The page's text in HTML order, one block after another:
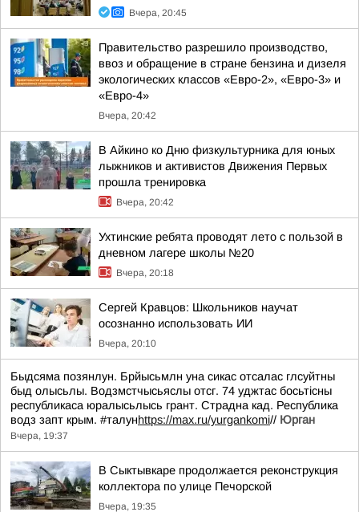
Вчера, 20:45
Правительство разрешило производство,
ввоз и обращение в стране бензина и дизеля
экологических классов «Евро-2», «Евро-3» и
«Евро-4»
Вчера, 20:42
В Айкино ко Дню физкультурника для юных
лыжников и активистов Движения Первых
прошла тренировка
Вчера, 20:42
Ухтинские ребята проводят лето с пользой в
дневном лагере школы №20
Вчера, 20:18
Сергей Кравцов: Школьников научат
осознанно использовать ИИ
Вчера, 20:10
Быдсяма позянлун. Брйысьмлн уна сикас отсалас глсуйтны
быд олысьлы. Водзмстчысьяслы отсг. 74 уджтас босьтiсны
республикаса юралысьлысь грант. Страдна кад. Республика
водз запт крым. #талунhttps://max.ru/yurgankomi// Юрган
Вчера, 19:37
В Сыктывкаре продолжается реконструкция
коллектора по улице Печорской
Вчера, 19:35